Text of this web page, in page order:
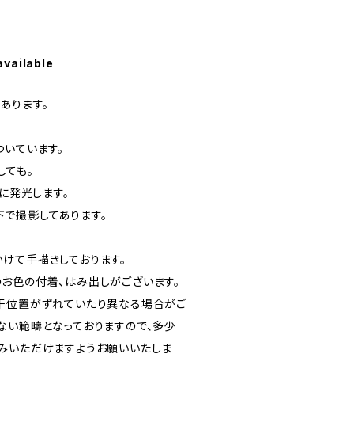
ります。
ています。
も。
発光します。
撮影してあります。
て手描きしております。
の付着、はみ出しがございます。
位置がずれていたり異なる場合がご
範疇となっておりますので、多少
いただけますようお願いいたしま